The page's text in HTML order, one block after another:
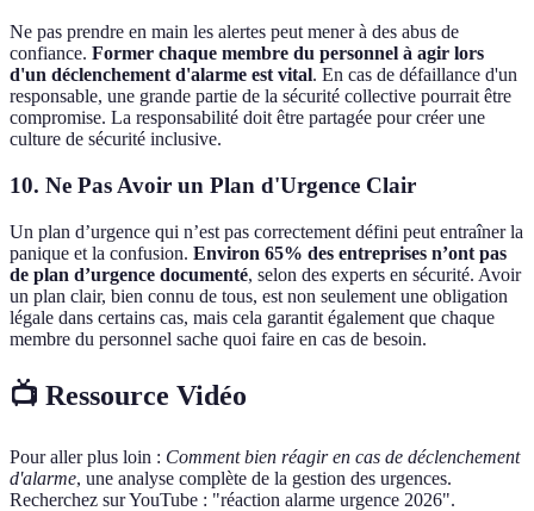
Ne pas prendre en main les alertes peut mener à des abus de
confiance. Former chaque membre du personnel à agir lors
d'un déclenchement d'alarme est vital. En cas de défaillance d'un
responsable, une grande partie de la sécurité collective pourrait être
compromise. La responsabilité doit être partagée pour créer une
culture de sécurité inclusive.
10. Ne Pas Avoir un Plan d'Urgence Clair
Un plan d’urgence qui n’est pas correctement défini peut entraîner la
panique et la confusion. Environ 65% des entreprises n’ont pas
de plan d’urgence documenté, selon des experts en sécurité. Avoir
un plan clair, bien connu de tous, est non seulement une obligation
légale dans certains cas, mais cela garantit également que chaque
membre du personnel sache quoi faire en cas de besoin.
📺 Ressource Vidéo
Pour aller plus loin : Comment bien réagir en cas de déclenchement
d'alarme, une analyse complète de la gestion des urgences.
Recherchez sur YouTube : "réaction alarme urgence 2026".